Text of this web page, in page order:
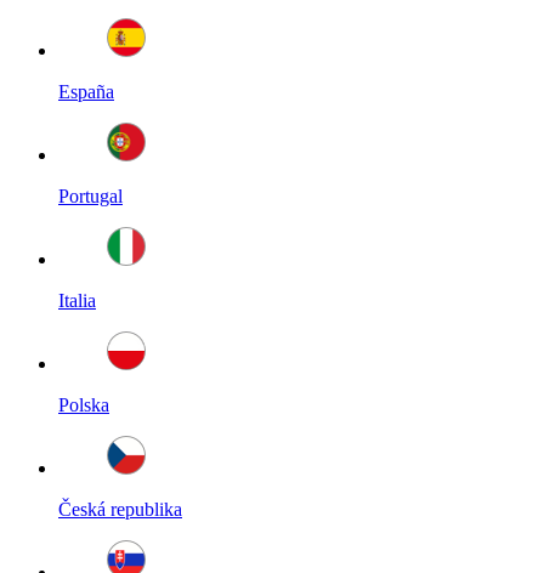
España
Portugal
Italia
Polska
Česká republika